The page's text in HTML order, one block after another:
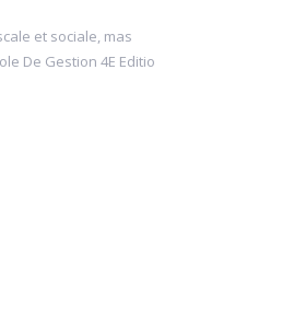
et sociale, mas
De Gestion 4E Editio